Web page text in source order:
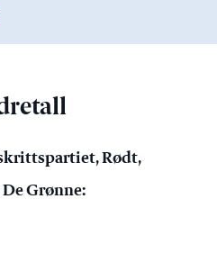
Rødt,
Grønne: